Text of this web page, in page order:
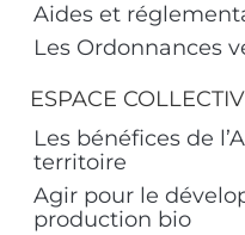
Aides et
Les Ordonnances
ESPACE
Les bénéfices de
territoire
Agir pour le
production bio